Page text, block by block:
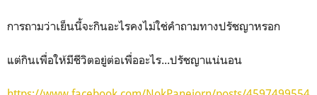
การถามว่าเย็นนี้จะกินอะไรคงไม่ใช่คำถามทางปรัชญาหรอก
แต่กินเพื่อให้มีชีวิตอยู่ต่อเพื่ออะไร...ปรัชญาแน่นอน